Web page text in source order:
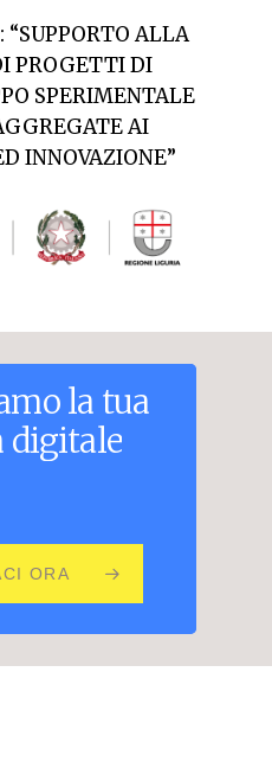
ALLA
PROGETTI DI
SPERIMENTALE
AI
INNOVAZIONE”
la tua
digitale
ORA